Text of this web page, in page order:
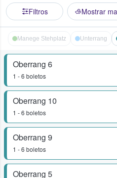
Filtros Mostrar
Manege Stehplatz Unterrang
Oberrang 6
1 - 6 boletos
Oberrang 10
1 - 6 boletos
Oberrang 9
1 - 6 boletos
Oberrang 5